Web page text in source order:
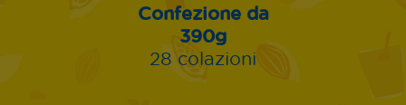
Confezione da
390g
28 colazioni